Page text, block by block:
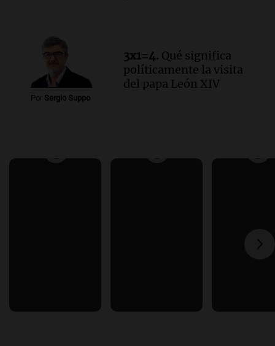
Por Sergio Suppo
3x1=4. Qué significa
políticamente la visita
del papa León XIV